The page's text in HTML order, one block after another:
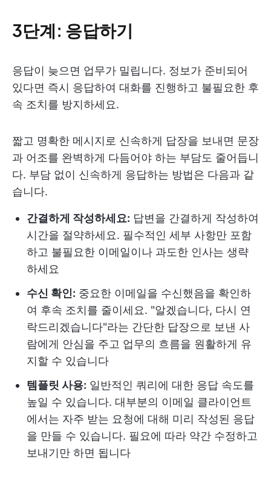
3단계: 응답하기
응답이 늦으면 업무가 밀립니다. 정보가 준비되어
있다면 즉시 응답하여 대화를 진행하고 불필요한 후
속 조치를 방지하세요.
짧고 명확한 메시지로 신속하게 답장을 보내면 문장
과 어조를 완벽하게 다듬어야 하는 부담도 줄어듭니
다. 부담 없이 신속하게 응답하는 방법은 다음과 같
습니다.
간결하게 작성하세요: 답변을 간결하게 작성하여
시간을 절약하세요. 필수적인 세부 사항만 포함
하고 불필요한 이메일이나 과도한 인사는 생략
하세요
수신 확인: 중요한 이메일을 수신했음을 확인하
여 후속 조치를 줄이세요. "알겠습니다, 다시 연
락드리겠습니다"라는 간단한 답장으로 보낸 사
람에게 안심을 주고 업무의 흐름을 원활하게 유
지할 수 있습니다
템플릿 사용: 일반적인 쿼리에 대한 응답 속도를
높일 수 있습니다. 대부분의 이메일 클라이언트
에서는 자주 받는 요청에 대해 미리 작성된 응답
을 만들 수 있습니다. 필요에 따라 약간 수정하고
보내기만 하면 됩니다